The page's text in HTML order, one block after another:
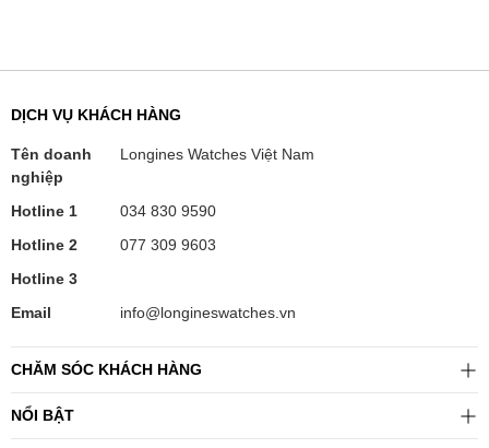
NỔI BẬT
CHĂM SÓC KHÁCH HÀNG
DỊCH VỤ KHÁCH HÀNG
Tên doanh
nghiệp
Longines Watches Việt Nam
Hotline 1
034 830 9590
Hotline 2
077 309 9603
Hotline 3
Email
info@longineswatches.vn